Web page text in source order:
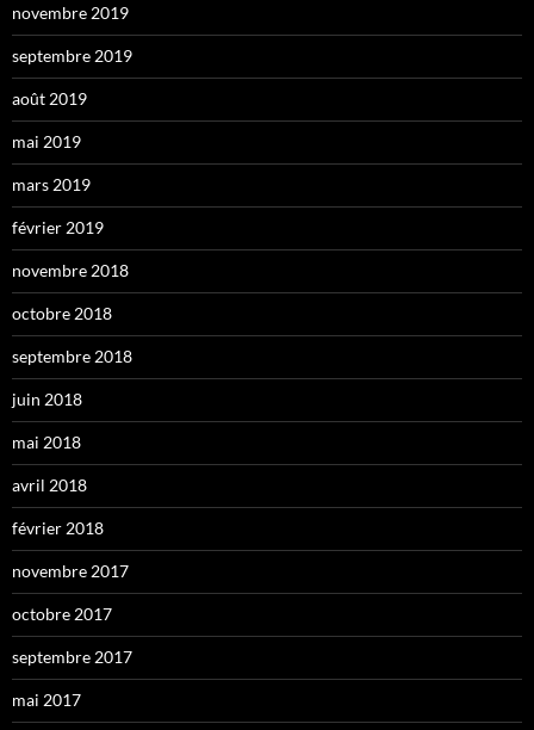
novembre 2019
septembre 2019
août 2019
mai 2019
mars 2019
février 2019
novembre 2018
octobre 2018
septembre 2018
juin 2018
mai 2018
avril 2018
février 2018
novembre 2017
octobre 2017
septembre 2017
mai 2017